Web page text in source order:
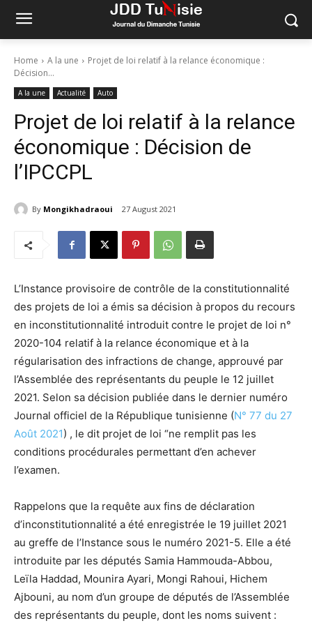
Home A la une
Projet de loi relatif à la relance économique :
Décision...
A la une Actualité Auto
Projet de loi relatif à la relance
économique : Décision de
l’IPCCPL
By Mongikhadraoui 27 August 2021
L’Instance provisoire de contrôle de la constitutionnalité
des projets de loi a émis sa décision à propos du recours
en inconstitutionnalité introduit contre le projet de loi n°
2020-104 relatif à la relance économique et à la
régularisation des infractions de change, approuvé par
l’Assemblée des représentants du peuple le 12 juillet
2021. Selon sa décision publiée dans le dernier numéro
Journal officiel de la République tunisienne (N° 77 du 27
Août 2021) , le dit projet de loi “ne remplit pas les
conditions procédurales permettant d’en achever
l’examen.
Rappelons que la requête aux fins de déclaration
d’inconstitutionnalité a été enregistrée le 19 juillet 2021
au greffe de l’Instance sous le numéro 2021-5. Elle a été
introduite par les députés Samia Hammouda-Abbou,
Leïla Haddad, Mounira Ayari, Mongi Rahoui, Hichem
Ajbouni, au nom d’un groupe de députés de l’Assemblée
des représentants du peuple, dont les noms suivent :